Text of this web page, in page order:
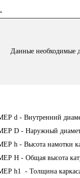
Данные необходимые
d - Внутренний
D - Наружный
h - Высота намотки
H - Общая высота
h1 - Толщина